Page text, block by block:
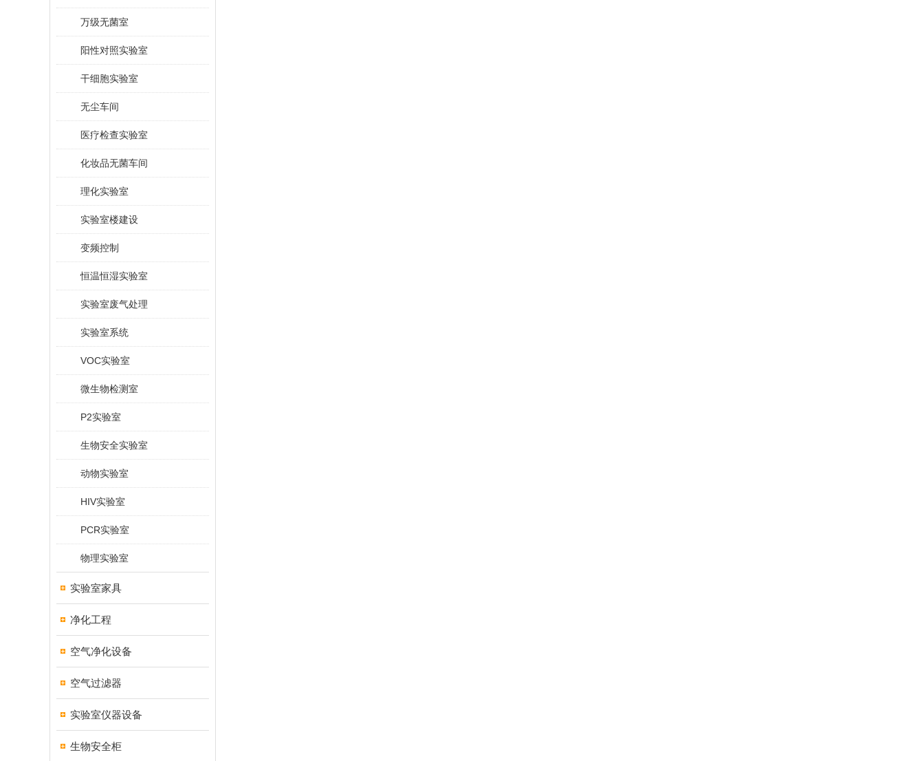
万级无菌室
阳性对照实验室
干细胞实验室
无尘车间
医疗检查实验室
化妆品无菌车间
理化实验室
实验室楼建设
变频控制
恒温恒湿实验室
实验室废气处理
实验室系统
VOC实验室
微生物检测室
P2实验室
生物安全实验室
动物实验室
HIV实验室
PCR实验室
物理实验室
实验室家具
净化工程
空气净化设备
空气过滤器
实验室仪器设备
生物安全柜